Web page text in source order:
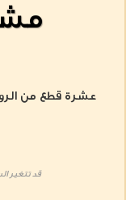
عشرة قطع من
قد تتغير